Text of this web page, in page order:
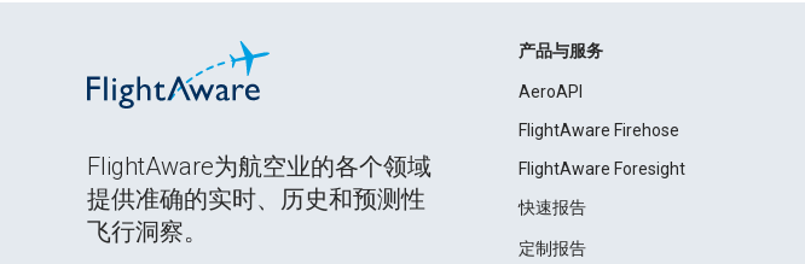
FlightAware为航空业的各个领域
提供准确的实时、历史和预测性
飞行洞察。
产品与服务
AeroAPI
FlightAware Firehose
FlightAware Foresight
快速报告
定制报告